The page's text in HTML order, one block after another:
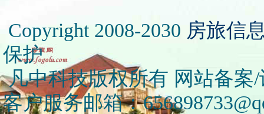
Copyright 2008-2030 房旅信
保护
凡中科技版权所有 网站备案/
客户服务邮箱：